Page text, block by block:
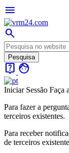
menu
search
live_help face
Iniciar Sessão Faça
Para fazer a
terceiros existentes.
Para receber
de terceiros